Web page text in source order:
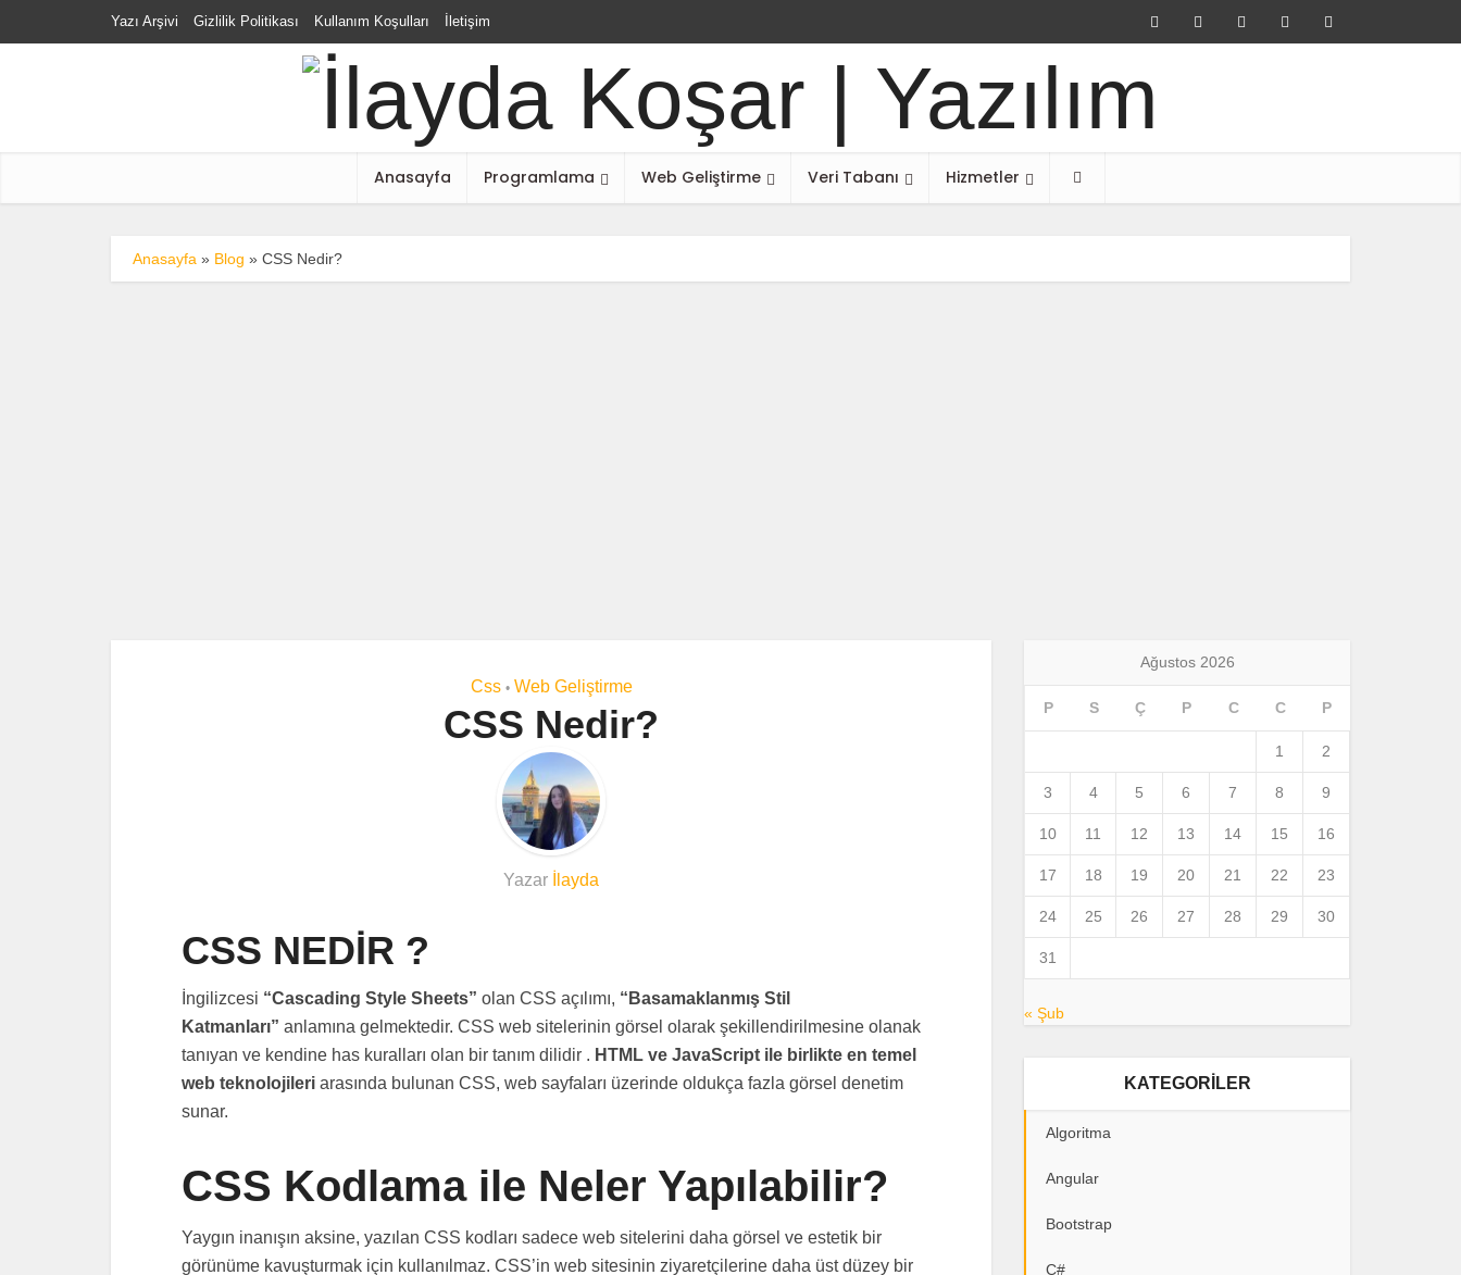
Yazı Arşivi Gizlilik Politikası Kullanım Koşulları İletişim
Anasayfa Programlama Web Geliştirme Veri Tabanı Hizmetler
Anasayfa » Blog » CSS Nedir?
Css • Web Geliştirme
CSS Nedir?
Yazar İlayda
CSS NEDİR ?
İngilizcesi “Cascading Style Sheets” olan CSS açılımı, “Basamaklanmış Stil
Katmanları” anlamına gelmektedir. CSS web sitelerinin görsel olarak şekillendirilmesine olanak
tanıyan ve kendine has kuralları olan bir tanım dilidir . HTML ve JavaScript ile birlikte en temel
web teknolojileri arasında bulunan CSS, web sayfaları üzerinde oldukça fazla görsel denetim
sunar.
CSS Kodlama ile Neler Yapılabilir?
Yaygın inanışın aksine, yazılan CSS kodları sadece web sitelerini daha görsel ve estetik bir
görünüme kavuşturmak için kullanılmaz. CSS’in web sitesinin ziyaretçilerine daha üst düzey bir
Ağustos 2026
P S Ç P C C P
1 2
3 4 5 6 7 8 9
10 11 12 13 14 15 16
17 18 19 20 21 22 23
24 25 26 27 28 29 30
31
« Şub
KATEGORILER
Algoritma
Angular
Bootstrap
C#